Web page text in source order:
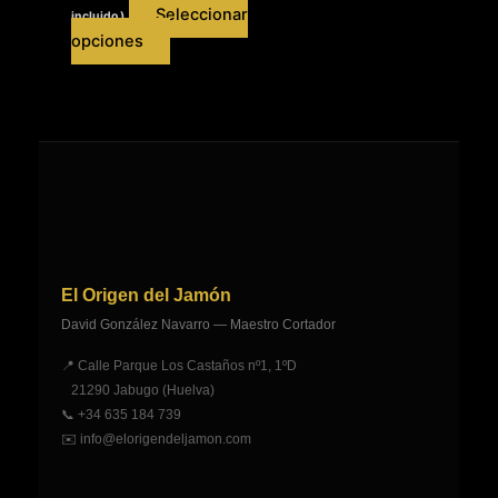
precios:
desde
incluido )
Seleccionar
opciones
Este
producto
variantes.
en
la
página
de
producto
El Origen del Jamón
David González Navarro — Maestro Cortador
📍 Calle Parque Los Castaños nº1, 1ºD
21290 Jabugo (Huelva)
📞 +34 635 184 739
✉️ info@elorigendeljamon.com